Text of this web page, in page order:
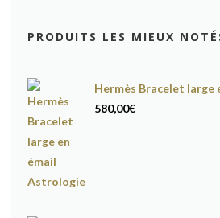
PRODUITS LES MIEUX
Hermès Bracelet large
580,00€